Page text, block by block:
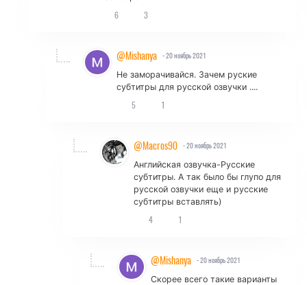
6 3
@Mishanya - 20 ноябрь 2021
Не заморачивайся. Зачем руские
субтитры для русской озвучки ....
5 1
@Macros90 - 20 ноябрь 2021
Английская озвучка-Русские
субтитры. А так было бы глупо для
русской озвучки еще и русские
субтитры вставлять)
4 1
@Mishanya - 20 ноябрь 2021
Скорее всего такие варианты